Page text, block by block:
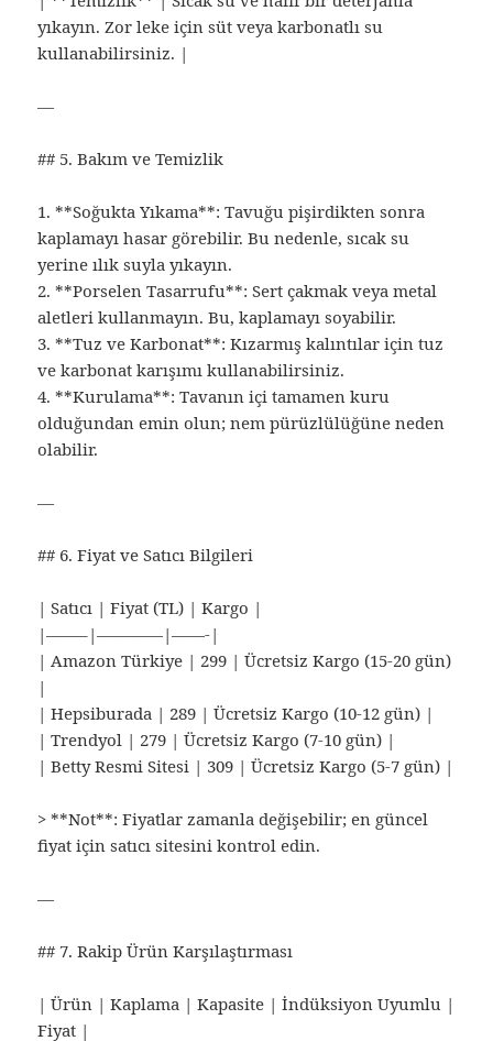
yıkayın. Zor leke için süt veya karbonatlı su
kullanabilirsiniz. |
—
## 5. Bakım ve Temizlik
1. **Soğukta Yıkama**: Tavuğu pişirdikten sonra
kaplamayı hasar görebilir. Bu nedenle, sıcak su
yerine ılık suyla yıkayın.
2. **Porselen Tasarrufu**: Sert çakmak veya metal
aletleri kullanmayın. Bu, kaplamayı soyabilir.
3. **Tuz ve Karbonat**: Kızarmış kalıntılar için tuz
ve karbonat karışımı kullanabilirsiniz.
4. **Kurulama**: Tavanın içi tamamen kuru
olduğundan emin olun; nem pürüzlülüğüne neden
olabilir.
—
## 6. Fiyat ve Satıcı Bilgileri
| Satıcı | Fiyat (TL) | Kargo |
|——–|————|——-|
| Amazon Türkiye | 299 | Ücretsiz Kargo (15-20 gün)
|
| Hepsiburada | 289 | Ücretsiz Kargo (10-12 gün) |
| Trendyol | 279 | Ücretsiz Kargo (7-10 gün) |
| Betty Resmi Sitesi | 309 | Ücretsiz Kargo (5-7 gün) |
> **Not**: Fiyatlar zamanla değişebilir; en güncel
fiyat için satıcı sitesini kontrol edin.
—
## 7. Rakip Ürün Karşılaştırması
| Ürün | Kaplama | Kapasite | İndüksiyon Uyumlu |
Fiyat |